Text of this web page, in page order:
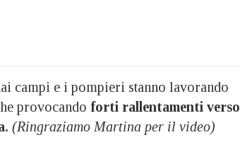
campi e i pompieri stanno lavorando
provocando forti rallentamenti verso
(Ringraziamo Martina per il video)